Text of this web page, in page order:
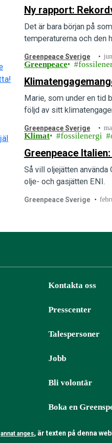
Ny rapport:
Det är bara början på
temperaturerna och den
Greenpeace Sverige
Greenpeace
Marie, som under en tid
följd av sitt
Greenpeace Sverige
Klimat fossilenergi
Greenpeace
Så vill oljejätten
olje- och gasjätten ENI.
Greenpeace Sverige
Kontakta oss
Presscenter
Talespersoner
Jobb
Bli volontär
Boka en
annat anges, är texten på denna